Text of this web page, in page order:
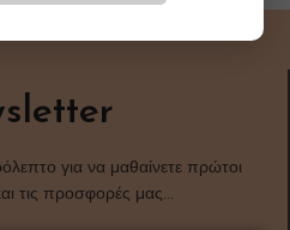
για να μαθαίνετε πρώτοι
τις προσφορές μας…